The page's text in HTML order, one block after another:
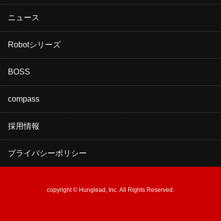
ニュース
Robotシリーズ
BOSS
compass
採用情報
プライバシーポリシー
copyright © Hunglead, Inc. All Rights Reserved.